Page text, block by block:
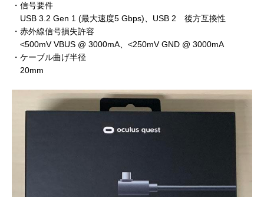
・信号要件
USB 3.2 Gen 1 (最大速度5 Gbps)、USB 2 後方互換性
・赤外線信号損失許容
<500mV VBUS @ 3000mA、<250mV GND @ 3000mA
・ケーブル曲げ半径
20mm